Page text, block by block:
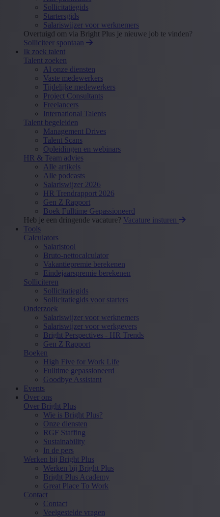
Sollicitatiegids
Startersgids
Salariswijzer voor werknemers
Overtuigd om via Bright Plus je nieuwe job te vinden?
Solliciteer spontaan
Ik zoek talent
Talent zoeken
Al onze diensten
Vaste medewerkers
Tijdelijke medewerkers
Project Consultants
Freelancers
International Talents
Talent begeleiden
Management Drives
Talent Scans
Opleidingen en webinars
HR & Team advies
Alle artikels
Alle podcasts
Salariswijzer 2026
HR Trendrapport 2026
Gen Z Rapport
Boek Fulltime Gepassioneerd
Heb je een dringende vacature? Vacature insturen
Tools
Calculators
Salaristool
Bruto-nettocalculator
Vakantiepremie berekenen
Eindejaarspremie berekenen
Solliciteren
Sollicitatiegids
Sollicitatiegids voor starters
Onderzoek
Salariswijzer voor werknemers
Salariswijzer voor werkgevers
Bright Perspectives - HR Trends
Gen Z Rapport
Boeken
High Five for Work Life
Fulltime gepassioneerd
Goodbye Assistant
Events
Over ons
Over Bright Plus
Wie is Bright Plus?
Onze diensten
RGF Staffing
Sustainability
In de pers
Werken bij Bright Plus
Werken bij Bright Plus
Bright Plus Academy
Great Place To Work
Contact
Contact
Veelgestelde vragen